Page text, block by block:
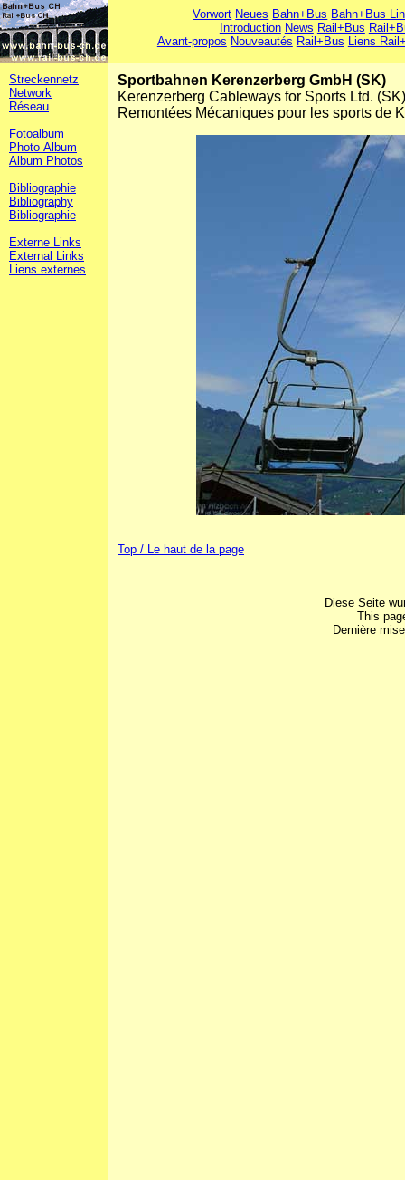
Vorwort Neues Bahn+Bus Bahn+Bus
Introduction News Rail+Bus
Avant-propos Nouveautés Rail+Bus Liens
Streckennetz
Network
Réseau
Fotoalbum
Photo Album
Album Photos
Bibliographie
Bibliography
Bibliographie
Externe Links
External Links
Liens externes
Sportbahnen Kerenzerberg GmbH (SK)
Kerenzerberg Cableways for Sports Ltd. (SK)
Remontées Mécaniques pour les sports de
Top / Le haut de la page
Diese Seite
This
Dernière